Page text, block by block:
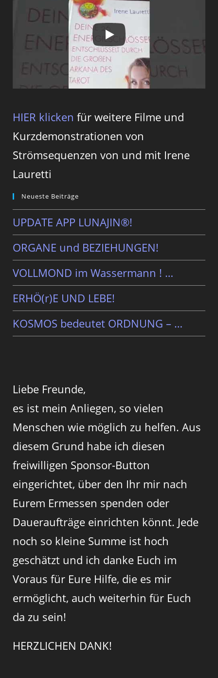
HIER klicken für weitere Filme und
Kurzdemonstrationen von
Strömsequenzen von und mit Irene
Lauretti
Neueste Beiträge
UPDATE APP LUNAJIN®!
ORGANE und BEZIEHUNGEN!
VOLLMOND im Wassermann ! …
ERHÖ(r)E UND LEBE!
KOSMOS bedeutet ORDNUNG – …
Liebe Freunde,
es ist mein Anliegen, so vielen
Menschen wie möglich zu helfen. Aus
diesem Grund habe ich diesen
freiwilligen Sponsor-Button
eingerichtet, über den Ihr mir nach
Eurem Ermessen spenden oder
Daueraufträge einrichten könnt. Jede
noch so kleine Summe ist hoch
geschätzt und ich danke Euch im
Voraus für Eure Hilfe, die es mir
ermöglicht, auch weiterhin für Euch
da zu sein!
HERZLICHEN DANK!